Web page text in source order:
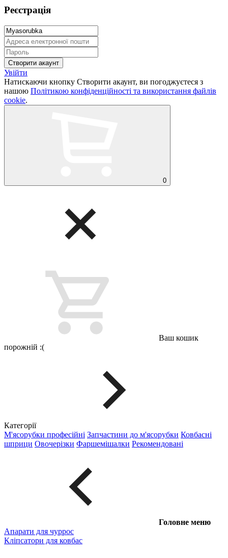
Реєстрація
Увійти
Натискаючи кнопку Створити акаунт, ви погоджуєтеся з
нашою Політикою конфіденційності та використання файлів
cookie.
0
Ваш кошик
порожній :(
Категорії
М'ясорубки професійні Запчастини до м'ясорубки Ковбасні
шприци Овочерізки Фаршемішалки Рекомендовані
Головне меню
Апарати для чуррос
Кліпсатори для ковбас